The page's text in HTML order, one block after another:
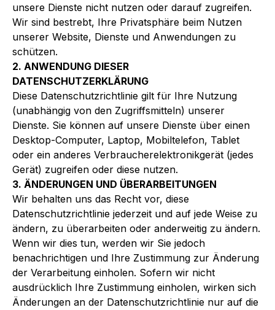
unsere Dienste nicht nutzen oder darauf zugreifen.
Wir sind bestrebt, Ihre Privatsphäre beim Nutzen
unserer Website, Dienste und Anwendungen zu
schützen.
2. ANWENDUNG DIESER
DATENSCHUTZERKLÄRUNG
Diese Datenschutzrichtlinie gilt für Ihre Nutzung
(unabhängig von den Zugriffsmitteln) unserer
Dienste. Sie können auf unsere Dienste über einen
Desktop-Computer, Laptop, Mobiltelefon, Tablet
oder ein anderes Verbraucherelektronikgerät (jedes
Gerät) zugreifen oder diese nutzen.
3. ÄNDERUNGEN UND ÜBERARBEITUNGEN
Wir behalten uns das Recht vor, diese
Datenschutzrichtlinie jederzeit und auf jede Weise zu
ändern, zu überarbeiten oder anderweitig zu ändern.
Wenn wir dies tun, werden wir Sie jedoch
benachrichtigen und Ihre Zustimmung zur Änderung
der Verarbeitung einholen. Sofern wir nicht
ausdrücklich Ihre Zustimmung einholen, wirken sich
Änderungen an der Datenschutzrichtlinie nur auf die